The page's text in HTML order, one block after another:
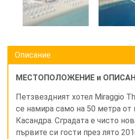
Описание
МЕСТОПОЛОЖЕНИЕ и
Петзвездният хотел Miraggio
се намира само на 50 метра от
Касандра. Сградата е чисто
първите си гости през лято